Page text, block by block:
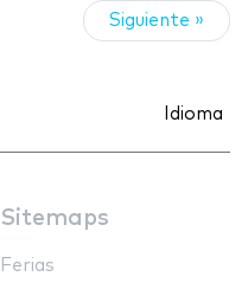
Siguiente »
Idioma
Sitemaps
Ferias